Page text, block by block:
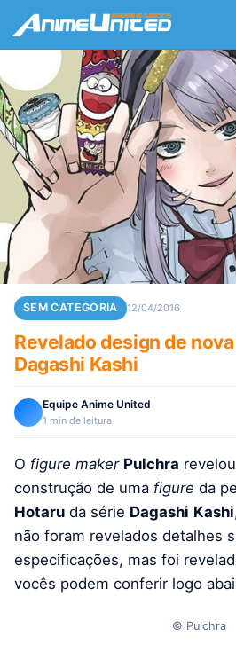
SEM CATEGORIA 12/04/2016
Revelado design de
Dagashi Kashi
Equipe Anime United
1 min de leitura
O figure maker Pulchra
construção de uma figure da
Hotaru da série Dagashi Kashi
não foram revelados detalhes
especificações, mas foi
vocês podem conferir logo
© Pulchra